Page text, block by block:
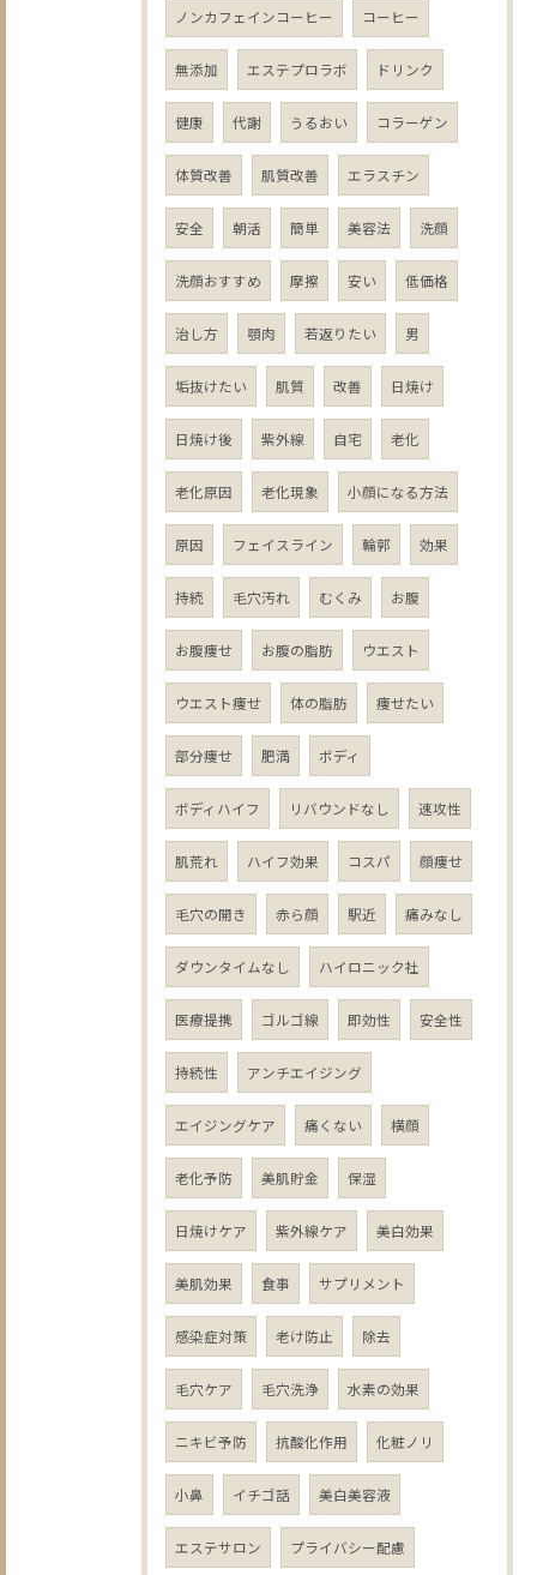
ノンカフェインコーヒー コーヒー
無添加 エステプロラボ ドリンク
健康 代謝 うるおい コラーゲン
体質改善 肌質改善 エラスチン
安全 朝活 簡単 美容法 洗顔
洗顔おすすめ 摩擦 安い 低価格
治し方 顎肉 若返りたい 男
垢抜けたい 肌質 改善 日焼け
日焼け後 紫外線 自宅 老化
老化原因 老化現象 小顔になる方法
原因 フェイスライン 輪郭 効果
持続 毛穴汚れ むくみ お腹
お腹痩せ お腹の脂肪 ウエスト
ウエスト痩せ 体の脂肪 痩せたい
部分痩せ 肥満 ボディ
ボディハイフ リバウンドなし 速攻性
肌荒れ ハイフ効果 コスパ 顔痩せ
毛穴の開き 赤ら顔 駅近 痛みなし
ダウンタイムなし ハイロニック社
医療提携 ゴルゴ線 即効性 安全性
持続性 アンチエイジング
エイジングケア 痛くない 横顔
老化予防 美肌貯金 保湿
日焼けケア 紫外線ケア 美白効果
美肌効果 食事 サプリメント
感染症対策 老け防止 除去
毛穴ケア 毛穴洗浄 水素の効果
ニキビ予防 抗酸化作用 化粧ノリ
小鼻 イチゴ話 美白美容液
エステサロン プライバシー配慮